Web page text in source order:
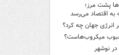
پشت مرز؛
اقتصاد می‌رسد
انرژی جهان چه کرد؟
میکروب‌هاست؟
نوشهر